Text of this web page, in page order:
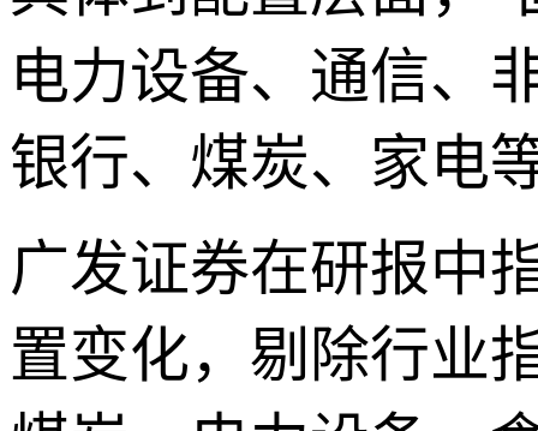
电力设备、通信、
银行、煤炭、家电
广发证券在研报中
置变化，剔除行业